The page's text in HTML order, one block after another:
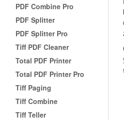
PDF Combine Pro
PDF Splitter
PDF Splitter Pro
Tiff PDF Cleaner
Total PDF Printer
Total PDF Printer Pro
Tiff Paging
Tiff Combine
Tiff Teller